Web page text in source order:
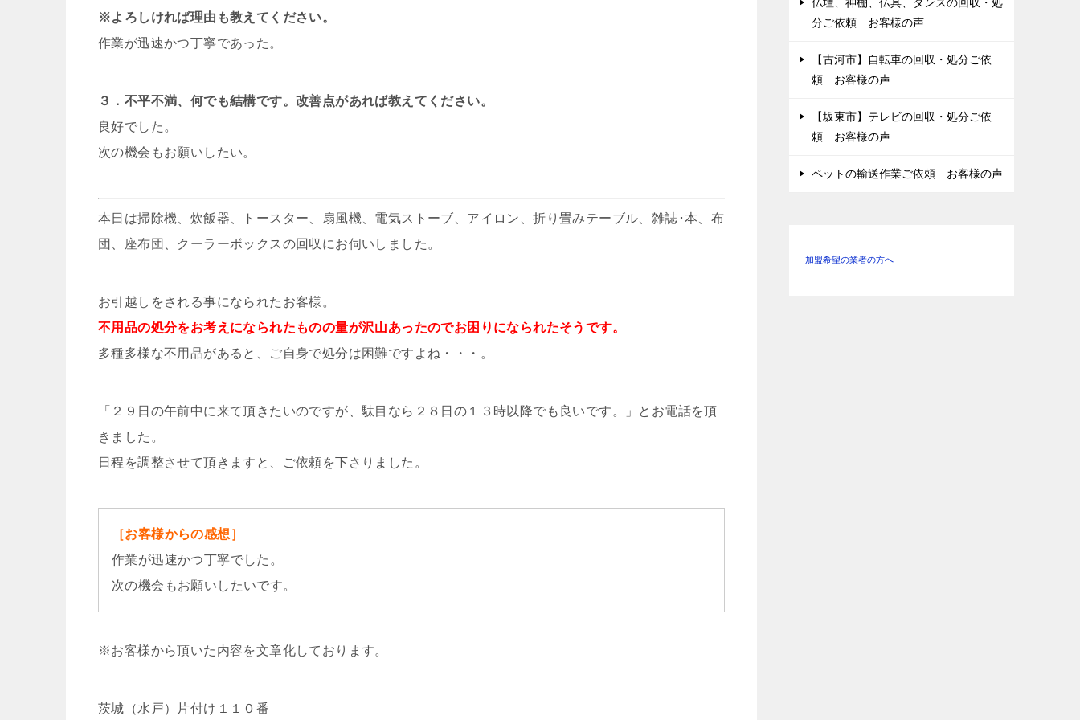
※よろしければ理由も教えてください。
作業が迅速かつ丁寧であった。
３．不平不満、何でも結構です。改善点があれば教えてください。
良好でした。
次の機会もお願いしたい。
本日は掃除機、炊飯器、トースター、扇風機、電気ストーブ、アイロン、折り畳みテーブル、雑誌･本、布
団、座布団、クーラーボックスの回収にお伺いしました。
お引越しをされる事になられたお客様。
不用品の処分をお考えになられたものの量が沢山あったのでお困りになられたそうです。
多種多様な不用品があると、ご自身で処分は困難ですよね・・・。
「２９日の午前中に来て頂きたいのですが、駄目なら２８日の１３時以降でも良いです。」とお電話を頂
きました。
日程を調整させて頂きますと、ご依頼を下さりました。
［お客様からの感想］
作業が迅速かつ丁寧でした。
次の機会もお願いしたいです。
※お客様から頂いた内容を文章化しております。
茨城（水戸）片付け１１０番
分ご依頼 お客様の声
【古河市】自転車の回収・処分ご依
頼 お客様の声
【坂東市】テレビの回収・処分ご依
頼 お客様の声
ペットの輸送作業ご依頼 お客様の声
加盟希望の業者の方へ